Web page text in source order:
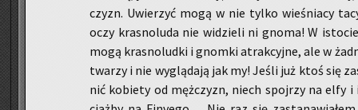
czyzn. Uwie­rzyć mogą w nie tylko wie­śnia­cy
oczy kra­sno­lu­da nie wi­dzie­li ni gnoma! W
mogą kra­sno­lud­ki i gnom­ki atrak­cyj­ne, ale w
twa­rzy i nie wy­glą­da­ją jak my! Jeśli już ktoś się
nić ko­bie­ty od męż­czyzn, niech spoj­rzy na elfy i